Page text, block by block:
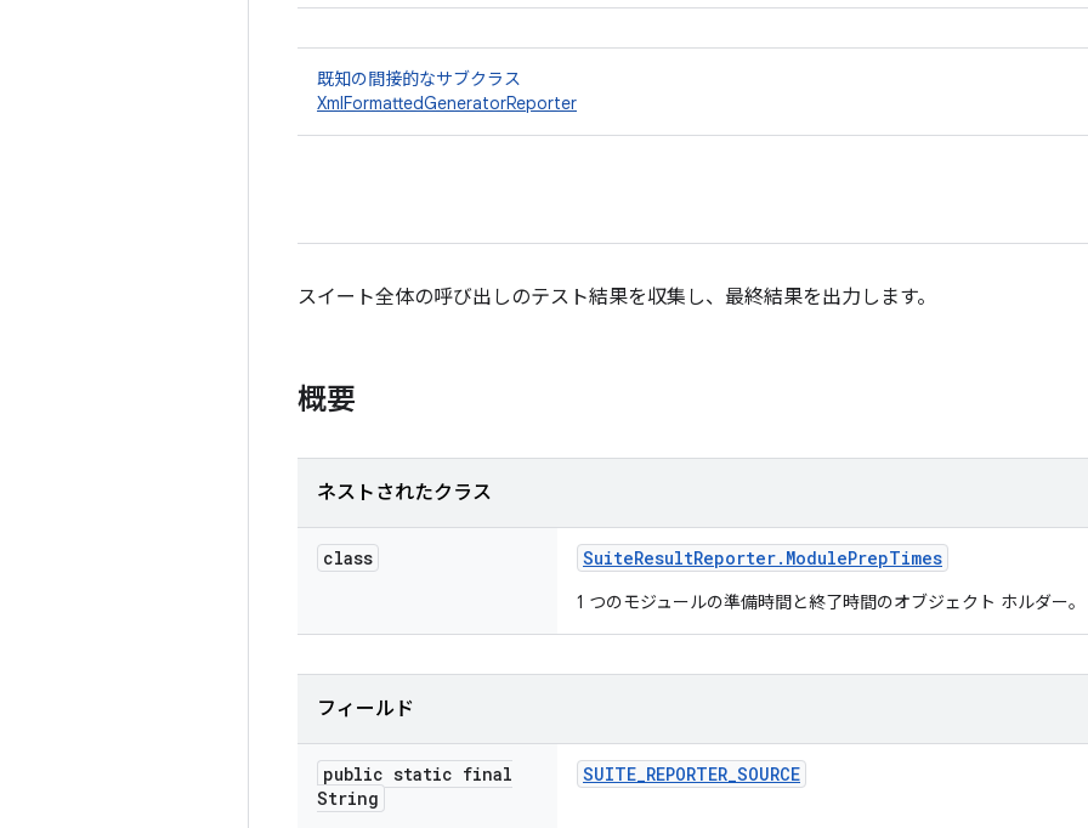
既知の間接的なサブクラス
XmlFormattedGeneratorReporter
スイート全体の呼び出しのテスト結果を収集し、最終結果を出力します。
概要
ネストされたクラス
class SuiteResultReporter. ModulePrepTimes
1 つのモジュールの準備時間と終了時間のオブジェクト ホルダー
フィールド
public static final
String
SUITE_REPORTER_SOURCE